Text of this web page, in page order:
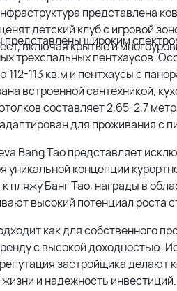
представлена
детский клуб с игровой
включая крытые и
представлены широким
трехспальных пентхаусов.
112-113 кв.м и пентхаусы с
встроенной сантехникой,
составляет 2,65-2,7
для проживания с
Bang Tao представляет
уникальной концепции
пляжу Банг Тао, награды в
высокий потенциал роста
как для собственного
с высокой доходностью.
застройщика делают
жизни и надежность инвестиций.